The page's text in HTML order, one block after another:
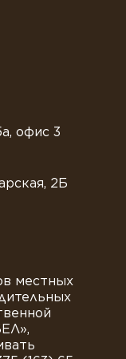
офис 3
2Б
местных